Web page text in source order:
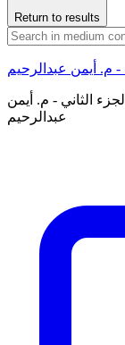
Return to results
م. أيمن عبدالرحيم
الثاني - م. أيمن
عبدالرحيم